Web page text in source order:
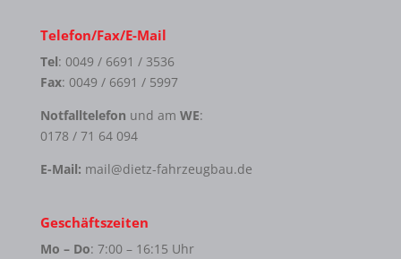
Telefon/Fax/E-Mail
Tel: 0049 / 6691 / 3536
Fax: 0049 / 6691 / 5997
Notfalltelefon und am WE:
0178 / 71 64 094
E-Mail: mail@dietz-fahrzeugbau.de
Geschäftszeiten
Mo – Do: 7:00 – 16:15 Uhr